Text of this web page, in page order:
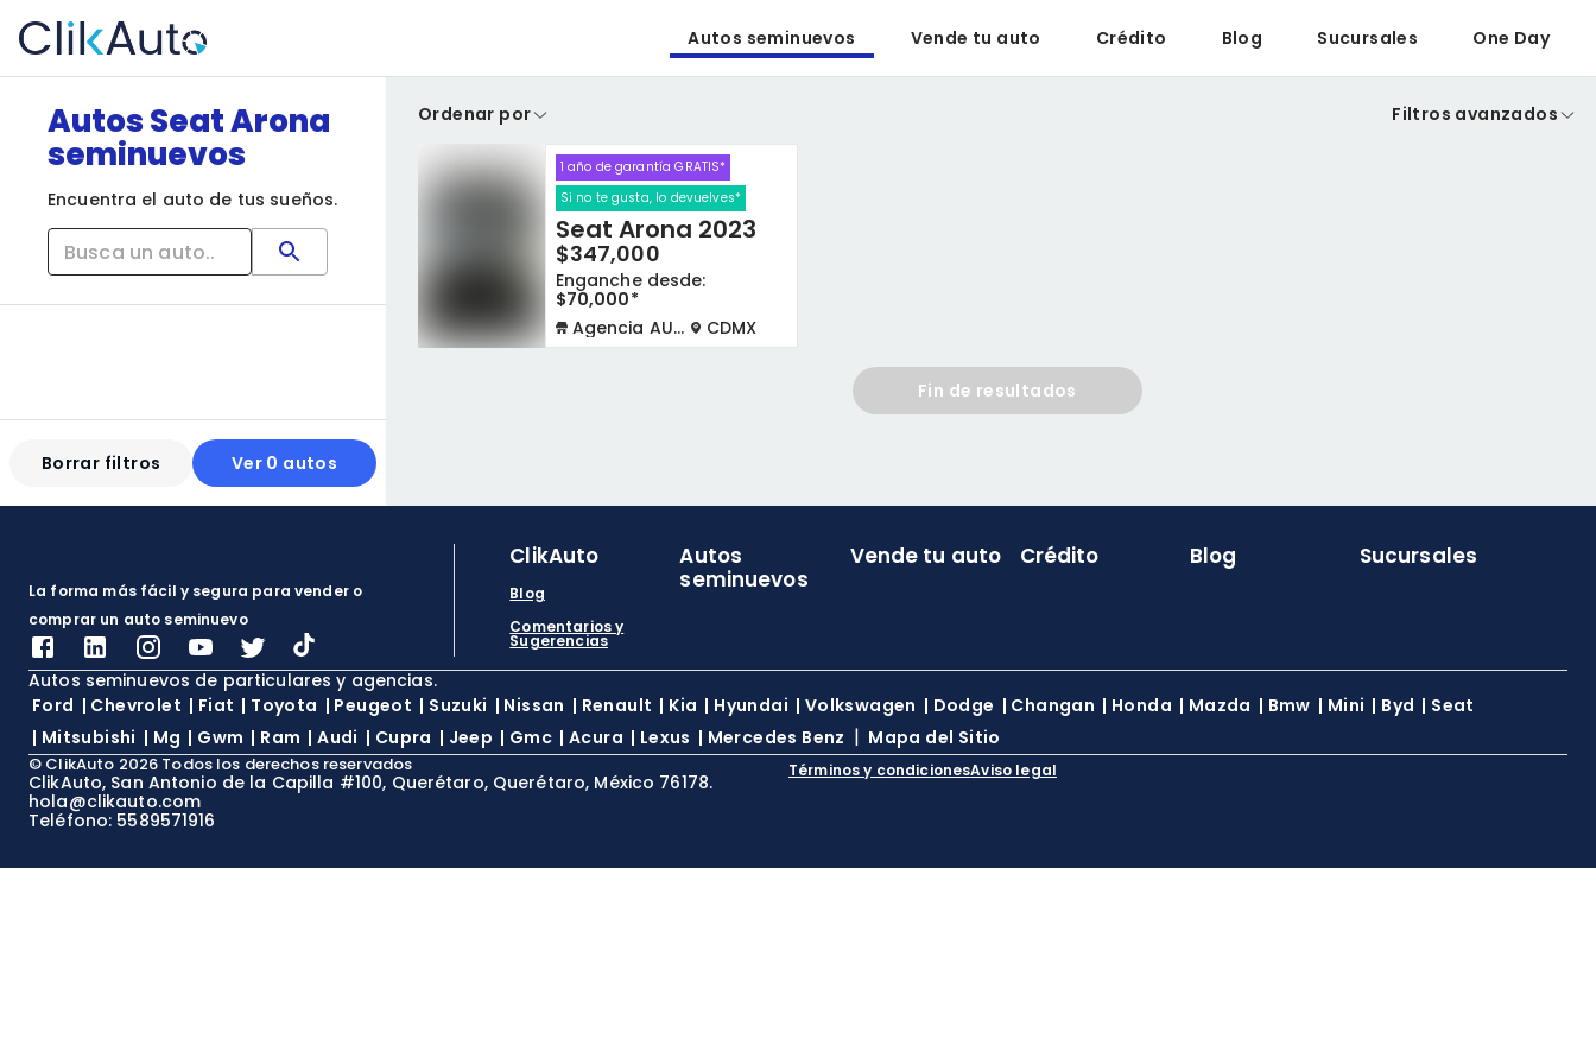
Autos seminuevos Vende tu auto Crédito Blog Sucursales One Day
Autos Seat Arona
seminuevos
Encuentra el auto de tus sueños.
Borrar filtros Ver 0 autos
Ordenar por Filtros avanzados
1 año de garantía GRATIS*
Si no te gusta, lo devuelves*
Seat Arona 2023
$347,000
Enganche desde:
$70,000*
Agencia AUTOCOM
CDMX
Fin de resultados
La forma más fácil y segura para vender o
comprar un auto seminuevo
ClikAuto
Blog
Comentarios y
Sugerencias
Autos
seminuevos
Vende tu auto Crédito Blog Sucursales
Autos seminuevos de particulares y agencias.
Ford | Chevrolet | Fiat | Toyota | Peugeot | Suzuki | Nissan | Renault | Kia | Hyundai | Volkswagen | Dodge | Changan | Honda | Mazda | Bmw | Mini | Byd | Seat
| Mitsubishi | Mg | Gwm | Ram |Audi | Cupra | Jeep | Gmc | Acura | Lexus | Mercedes Benz | Mapa del Sitio
© ClikAuto 2026 Todos los derechos reservados
ClikAuto, San Antonio de la Capilla #100, Querétaro, Querétaro, México 76178.
hola@clikauto.com
Teléfono: 5589571916
Términos y condicionesAviso legal